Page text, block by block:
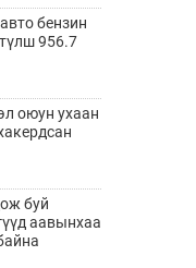
бензин
956.7
оюун ухаан
буй
аавынхаа